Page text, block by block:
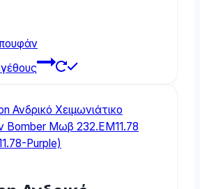
multiple
variants.